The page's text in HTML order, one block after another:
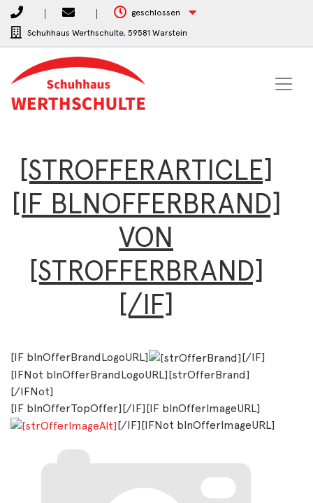
geschlossen
Schuhhaus Werthschulte, 59581 Warstein
[STROFFERARTICLE]
[IF BLNOFFERBRAND]
VON
[STROFFERBRAND]
[/IF]
[IF blnOfferBrandLogoURL]
[/IF]
[IFNot blnOfferBrandLogoURL][strOfferBrand]
[/IFNot]
[IF blnOfferTopOffer][/IF][IF blnOfferImageURL]
[/IF][IFNot blnOfferImageURL]